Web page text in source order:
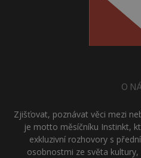
O
Zjišťovat, poznávat věci mezi
je motto měsíčníku Instinkt,
exkluzivní rozhovory s
osobnostmi ze světa